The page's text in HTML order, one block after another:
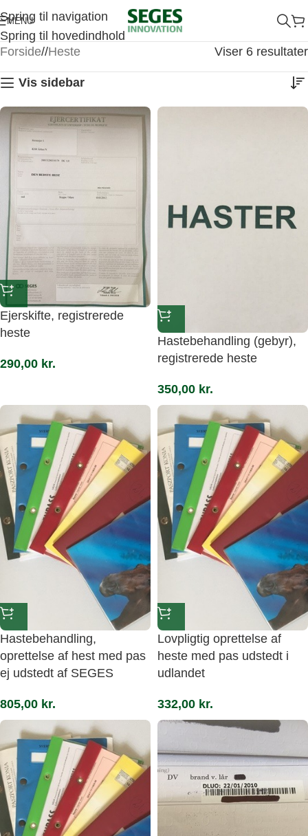
Spring til navigation
Spring til hovedindhold
MENU
Forside/ Heste Viser 6 resultater
Vis sidebar
Ejerskifte, registrerede
heste
290,00 kr.
Hastebehandling (gebyr),
registrerede heste
350,00 kr.
Hastebehandling,
oprettelse af hest med pas
ej udstedt af SEGES
805,00 kr.
Lovpligtig oprettelse af
heste med pas udstedt i
udlandet
332,00 kr.